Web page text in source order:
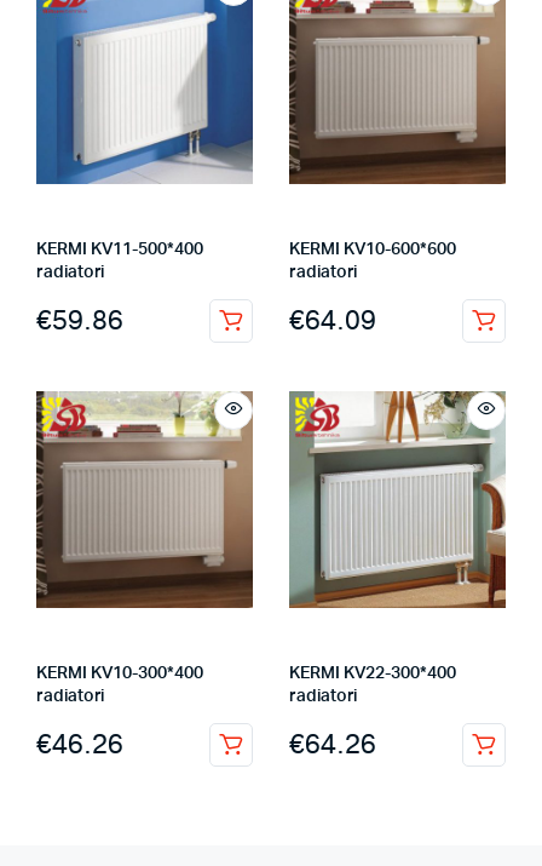
KERMI KV11-500*400
radiatori
€59.86
KERMI KV10-600*600
radiatori
€64.09
KERMI KV10-300*400
radiatori
€46.26
KERMI KV22-300*400
radiatori
€64.26